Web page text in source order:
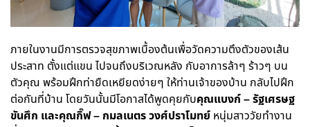
ภายในงานมีการตรวจสุขภาพเบื้องต้นเพื่อวัดความตึงตัวของเส้น
ประสาท ตั้งแต่แขน ไปจนถึงบริเวณหลัง กับอาการล้าๆ ร้าวๆ บน
ตัวคุณ พร้อมฝึกท่ายืดเหยียดง่ายๆ ให้ท่านเจ้าของบ้าน กลับไปฝึก
ต่อกันที่บ้าน โดยวันนั้นมีโอกาสได้พูดคุยกับคุณแบงก์ – รัฐเศรษฐ
ขันศึก และคุณกิ๊ฟ – กมลเนตร วงศ์ปราโมทย์ หนุ่มสาววัยทำงาน